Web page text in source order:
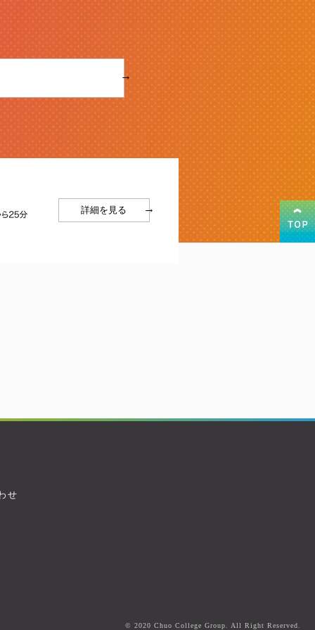
→
詳細を見る →
せ
© 2020 Chuo College Group. All Right Reserved.